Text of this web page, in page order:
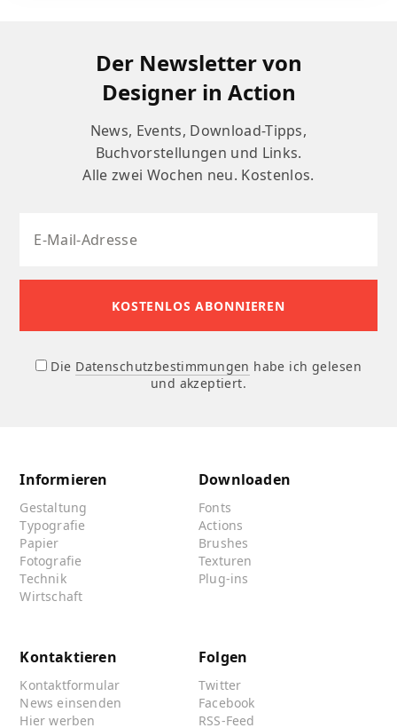
Der Newsletter von
Designer in Action
News, Events, Download-Tipps,
Buchvorstellungen und Links.
Alle zwei Wochen neu. Kostenlos.
Die Datenschutzbestimmungen habe ich gelesen
und akzeptiert.
Informieren
Gestaltung
Typografie
Papier
Fotografie
Technik
Wirtschaft
Downloaden
Fonts
Actions
Brushes
Texturen
Plug-ins
Kontaktieren
Kontaktformular
News einsenden
Hier werben
Folgen
Twitter
Facebook
RSS-Feed